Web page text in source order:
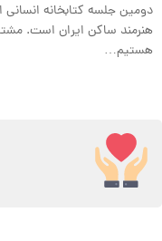
هستیم…